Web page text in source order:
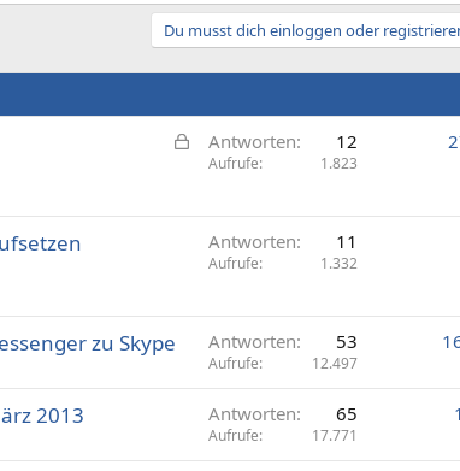
Du musst dich einloggen oder
G
p
t
Antworten 12
Aufrufe 1.823
Antworten 11
Aufrufe 1.332
zu Skype Antworten 53
Aufrufe 12.497
2013 Antworten 65
Aufrufe 17.771